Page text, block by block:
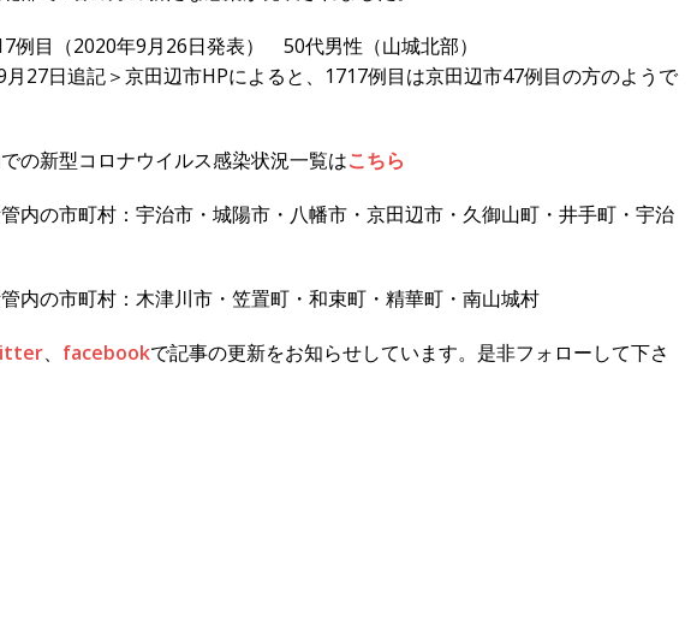
n
a
e
a
d
例目（2020年9月26日発表） 50代男性（山城北部）
月27日追記＞京田辺市HPによると、1717例目は京田辺市47例目の方のようで
の新型コロナウイルス感染状況一覧はこちら
内の市町村：宇治市・城陽市・八幡市・京田辺市・久御山町・井手町・宇治
内の市町村：木津川市・笠置町・和束町・精華町・南山城村
、 facebookで記事の更新をお知らせしています。是非フォローして下さ